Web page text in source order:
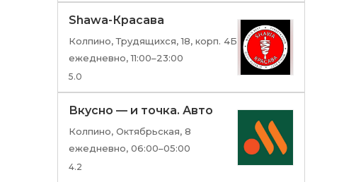
Shawa-Красава
Колпино, Трудящихся, 18, корп. 4Б
ежедневно, 11:00–23:00
5.0
Вкусно — и точка. Авто
Колпино, Октябрьская, 8
ежедневно, 06:00–05:00
4.2